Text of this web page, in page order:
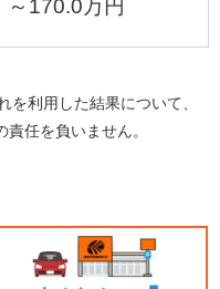
～170.0万円
利用した結果について、
任を負いません。